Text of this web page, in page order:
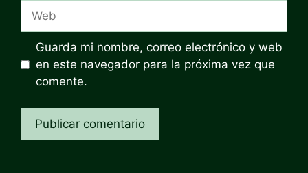
Web
Guarda mi nombre, correo electrónico y web
en este navegador para la próxima vez que
comente.